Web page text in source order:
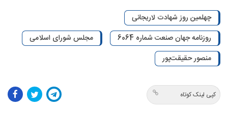
چهلمین روز شهادت لاریجانی
روزنامه جهان صنعت شماره 6064
مجلس شورای اسلامی
منصور حقیقت‌پور
کپی لینک کوتاه